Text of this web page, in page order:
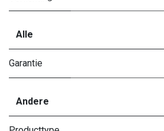
Alle
Garantie
Andere